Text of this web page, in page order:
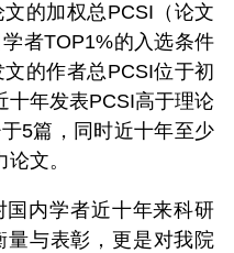
的加权总PCSI（论文
者TOP1%的入选条件
的作者总PCSI位于初
十年发表PCSI高于理论
5篇，同时近十年至少
文。
内学者近十年来科研
量与表彰，更是对我院